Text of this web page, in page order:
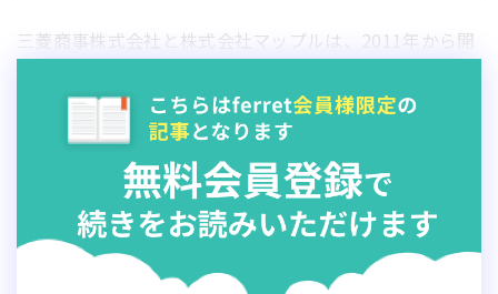
三菱商事株式会社と株式会社マップルは、2011年から開
ーゲティング」技術を使った取り組みを実施していま
す。会津若松市では、かねてよりICTや環境技術